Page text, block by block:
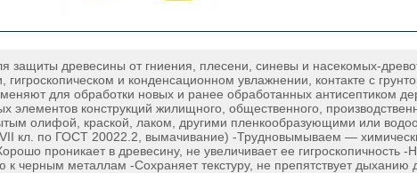
древесины от гниения, плесени, синевы и насекомых-
и конденсационном увлажнении, контакте с
для обработки новых и ранее обработанных антисептиком
конструкций жилищного, общественного,
олифой, краской, лаком, другими пленкообразующими или
кл. по ГОСТ 20022.2, вымачивание) -Трудновымываем —
проникает в древесину, не увеличивает ее гигроскопичность -
черным металлам -Сохраняет текстуру, не препятствует